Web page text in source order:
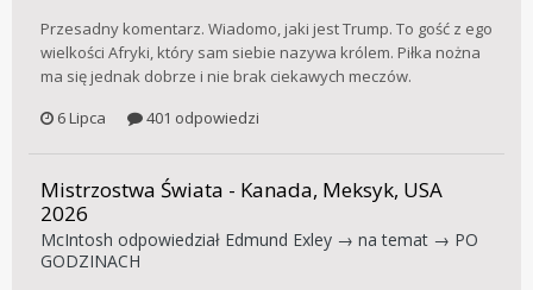
Przesadny komentarz. Wiadomo, jaki jest Trump. To gość z ego
wielkości Afryki, który sam siebie nazywa królem. Piłka nożna
ma się jednak dobrze i nie brak ciekawych meczów.
6 Lipca
401 odpowiedzi
Mistrzostwa Świata - Kanada, Meksyk, USA
2026
McIntosh odpowiedział Edmund Exley → na temat → PO
GODZINACH